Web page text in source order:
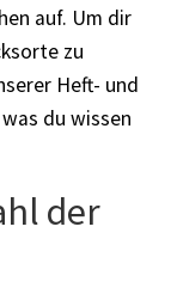
auf. Um dir
zu
Heft- und
du wissen
der